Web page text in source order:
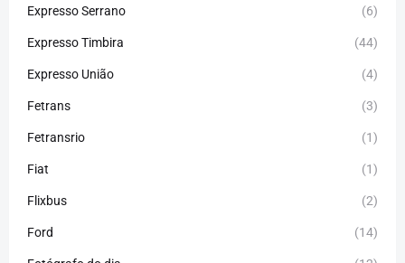
Expresso Serrano (6)
Expresso Timbira (44)
Expresso União (4)
Fetrans (3)
Fetransrio (1)
Fiat (1)
Flixbus (2)
Ford (14)